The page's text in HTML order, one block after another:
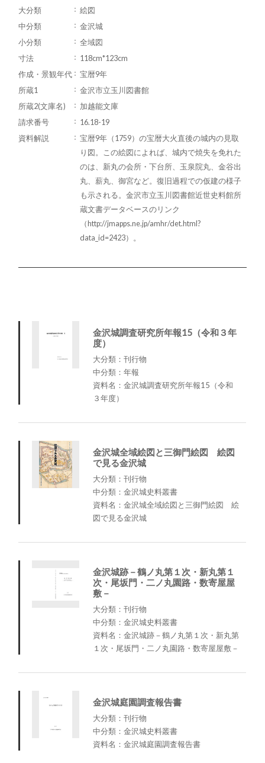
大分類
絵図
中分類
金沢城
小分類
全域図
寸法
118cm*123cm
作成・景観年代
宝暦9年
所蔵1
金沢市立玉川図書館
所蔵2(文庫名)
加越能文庫
請求番号
16.18-19
資料解説
宝暦9年（1759）の宝暦大火直後の城内の見取
り図。この絵図によれば、城内で焼失を免れた
のは、新丸の会所・下台所、玉泉院丸、金谷出
丸、薪丸、御宮など。復旧過程での仮建の様子
も示される。金沢市立玉川図書館近世史料館所
蔵文書データベースのリンク
（http://jmapps.ne.jp/amhr/det.html?
data_id=2423）。
金沢城調査研究所年報15（令和３年
度）
大分類：刊行物
中分類：年報
資料名：金沢城調査研究所年報15（令和
３年度）
金沢城全域絵図と三御門絵図 絵図
で見る金沢城
大分類：刊行物
中分類：金沢城史料叢書
資料名：金沢城全域絵図と三御門絵図 絵
図で見る金沢城
金沢城跡－鶴ノ丸第１次・新丸第１
次・尾坂門・二ノ丸園路・数寄屋屋
敷－
大分類：刊行物
中分類：金沢城史料叢書
資料名：金沢城跡－鶴ノ丸第１次・新丸第
１次・尾坂門・二ノ丸園路・数寄屋屋敷－
金沢城庭園調査報告書
大分類：刊行物
中分類：金沢城史料叢書
資料名：金沢城庭園調査報告書